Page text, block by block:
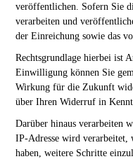
veröffentlichen. Sofern Sie
verarbeiten und
der Einreichung sowie das
Rechtsgrundlage hierbei ist
Einwilligung können Sie
Wirkung für die Zukunft
über Ihren Widerruf in
Darüber hinaus verarbeiten
IP-Adresse wird verarbeitet,
haben, weitere Schritte